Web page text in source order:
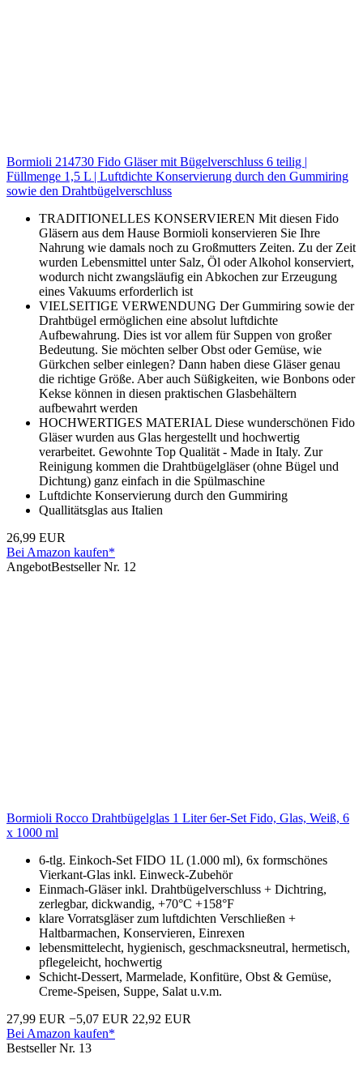
Bormioli 214730 Fido Gläser mit Bügelverschluss 6 teilig |
Füllmenge 1,5 L | Luftdichte Konservierung durch den Gummiring
sowie den Drahtbügelverschluss
TRADITIONELLES KONSERVIEREN Mit diesen Fido
Gläsern aus dem Hause Bormioli konservieren Sie Ihre
Nahrung wie damals noch zu Großmutters Zeiten. Zu der Zeit
wurden Lebensmittel unter Salz, Öl oder Alkohol konserviert,
wodurch nicht zwangsläufig ein Abkochen zur Erzeugung
eines Vakuums erforderlich ist
VIELSEITIGE VERWENDUNG Der Gummiring sowie der
Drahtbügel ermöglichen eine absolut luftdichte
Aufbewahrung. Dies ist vor allem für Suppen von großer
Bedeutung. Sie möchten selber Obst oder Gemüse, wie
Gürkchen selber einlegen? Dann haben diese Gläser genau
die richtige Größe. Aber auch Süßigkeiten, wie Bonbons oder
Kekse können in diesen praktischen Glasbehältern
aufbewahrt werden
HOCHWERTIGES MATERIAL Diese wunderschönen Fido
Gläser wurden aus Glas hergestellt und hochwertig
verarbeitet. Gewohnte Top Qualität - Made in Italy. Zur
Reinigung kommen die Drahtbügelgläser (ohne Bügel und
Dichtung) ganz einfach in die Spülmaschine
Luftdichte Konservierung durch den Gummiring
Quallitätsglas aus Italien
26,99 EUR
Bei Amazon kaufen*
AngebotBestseller Nr. 12
Bormioli Rocco Drahtbügelglas 1 Liter 6er-Set Fido, Glas, Weiß, 6
x 1000 ml
6-tlg. Einkoch-Set FIDO 1L (1.000 ml), 6x formschönes
Vierkant-Glas inkl. Einweck-Zubehör
Einmach-Gläser inkl. Drahtbügelverschluss + Dichtring,
zerlegbar, dickwandig, +70°C +158°F
klare Vorratsgläser zum luftdichten Verschließen +
Haltbarmachen, Konservieren, Einrexen
lebensmittelecht, hygienisch, geschmacksneutral, hermetisch,
pflegeleicht, hochwertig
Schicht-Dessert, Marmelade, Konfitüre, Obst & Gemüse,
Creme-Speisen, Suppe, Salat u.v.m.
27,99 EUR −5,07 EUR 22,92 EUR
Bei Amazon kaufen*
Bestseller Nr. 13